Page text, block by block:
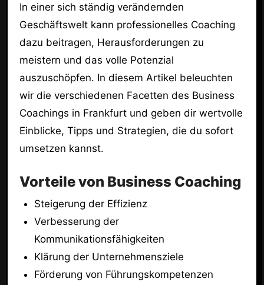
In einer sich ständig verändernden
Geschäftswelt kann professionelles Coaching
dazu beitragen, Herausforderungen zu
meistern und das volle Potenzial
auszuschöpfen. In diesem Artikel beleuchten
wir die verschiedenen Facetten des Business
Coachings in Frankfurt und geben dir wertvolle
Einblicke, Tipps und Strategien, die du sofort
umsetzen kannst.
Vorteile von Business Coaching
Steigerung der Effizienz
Verbesserung der
Kommunikationsfähigkeiten
Klärung der Unternehmensziele
Förderung von Führungskompetenzen